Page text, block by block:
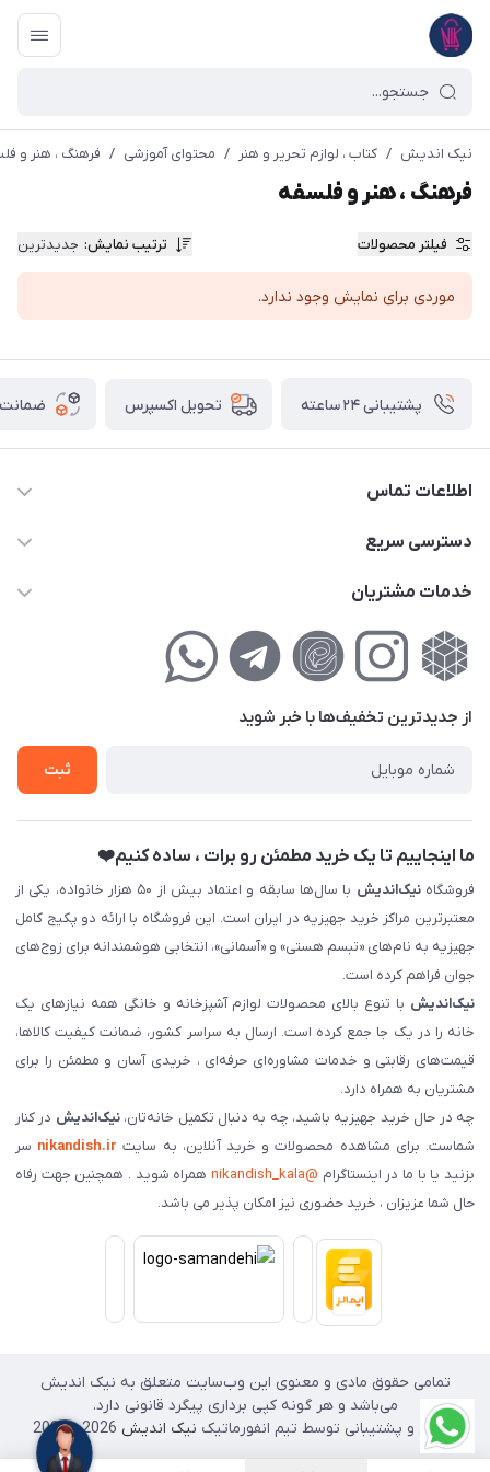
نیک اندیش / کتاب ، لوازم تحریر و هنر / محتوای آموزشی / فرهنگ ، هنر و
فرهنگ ، هنر و فلسفه
فیلتر محصولات ترتیب نمایش: جدیدترین
موردی برای نمایش وجود ندارد.
پشتیبانی ۲۴ ساعته تحویل اکسپرس ضمانت
اطلاعات تماس
02177111474
کوچه گلریز 4 غربی ، پلاک 13
دسترسی سریع
حساب کاربری
لیست محصولات
خدمات مشتریان
راهنمای‌خرید‌آنلاین
حریم خصوصی
فروش‌اقساطی
از جدید‌ترین تخفیف‌ها با‌ خبر شوید
ثبت
ما اینجاییم تا یک خرید مطمئن رو برات ، ساده کنیم❤️
فروشگاهنیک‌اندیش
با سال‌ها سابقه و اعتماد بیش از ۵۰ هزار خانواده، یکی از
معتبرترین مراکز خرید جهیزیه در ایران است. این فروشگاه با ارائه دو پکیج کامل
جهیزیه به نام‌های «تبسم هستی» و «آسمانی»، انتخابی هوشمندانه برای زوج‌های
جوان فراهم کرده است.
نیک‌اندیش با تنوع بالای محصولات لوازم آشپزخانه و خانگی همه نیازهای یک
خانه را در یک جا جمع کرده است. ارسال به سراسر کشور، ضمانت کیفیت کالاها،
قیمت‌های رقابتی و خدمات مشاوره‌ای حرفه‌ای ، خریدی آسان و مطمئن را برای
مشتریان به همراه دارد.
چه در حال خرید جهیزیه باشید، چه به دنبال تکمیل خانه‌تان،نیک‌اندیش در کنار
شماست. برای مشاهده محصولات و خرید آنلاین، به سایت nikandish.ir سر
بزنید یا با ما در اینستاگرام @nikandish_kala
همراه شوید . همچنین جهت رفاه
حال شما عزیزان ، خرید حضوری نیز امکان پذیر می باشد.
تمامی حقوق مادی و معنوی این وب‌سایت متعلق به نیک اندیش
می‌باشد و هر گونه کپی برداری پیگرد قانونی دارد.
طراحی و پشتیبانی توسط تیم انفورماتیک نیک اندیش 2026 - 2025